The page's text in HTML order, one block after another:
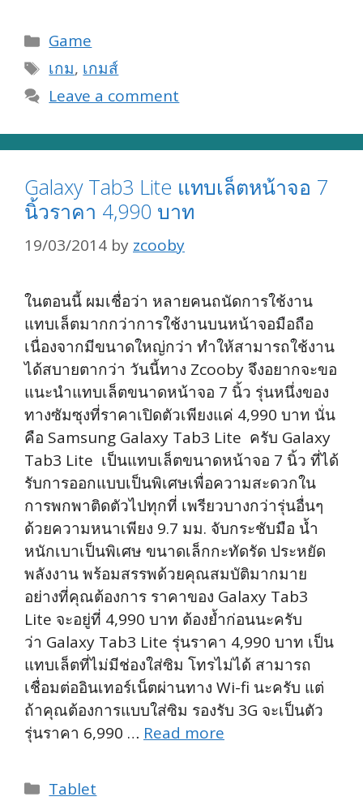
Categories
Game
Tags
เกม, เกมส์
Leave a comment
Galaxy Tab3 Lite แทบเล็ตหน้าจอ 7
นิ้วราคา 4,990 บาท
19/03/2014 by zcooby
ในตอนนี้ ผมเชื่อว่า หลายคนถนัดการใช้งาน
แทบเล็ตมากกว่าการใช้งานบนหน้าจอมือถือ
เนื่องจากมีขนาดใหญ่กว่า ทำให้สามารถใช้งาน
ได้สบายตากว่า วันนี้ทาง Zcooby จึงอยากจะขอ
แนะนำแทบเล็ตขนาดหน้าจอ 7 นิ้ว รุ่นหนึ่งของ
ทางซัมซุงที่ราคาเปิดตัวเพียงแค่ 4,990 บาท นั่น
คือ Samsung Galaxy Tab3 Lite ครับ Galaxy
Tab3 Lite เป็นแทบเล็ตขนาดหน้าจอ 7 นิ้ว ที่ได้
รับการออกแบบเป็นพิเศษเพื่อความสะดวกใน
การพกพาติดตัวไปทุกที่ เพรียวบางกว่ารุ่นอื่นๆ
ด้วยความหนาเพียง 9.7 มม. จับกระชับมือ น้ำ
หนักเบาเป็นพิเศษ ขนาดเล็กกะทัดรัด ประหยัด
พลังงาน พร้อมสรรพด้วยคุณสมบัติมากมาย
อย่างที่คุณต้องการ ราคาของ Galaxy Tab3
Lite จะอยู่ที่ 4,990 บาท ต้องย้ำก่อนนะครับ
ว่า Galaxy Tab3 Lite รุ่นราคา 4,990 บาท เป็น
แทบเล็ตที่ไม่มีช่องใส่ซิม โทรไม่ได้ สามารถ
เชื่อมต่ออินเทอร์เน็ตผ่านทาง Wi-fi นะครับ แต่
ถ้าคุณต้องการแบบใส่ซิม รองรับ 3G จะเป็นตัว
รุ่นราคา 6,990 … Read more
Categories
Tablet